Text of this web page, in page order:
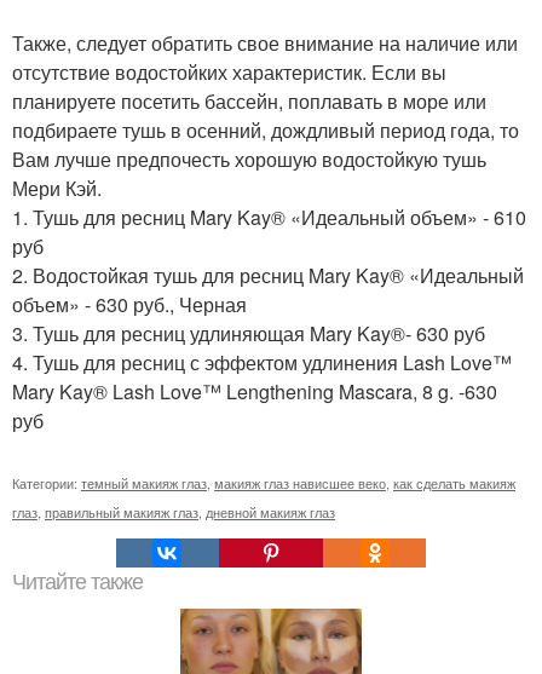
Также, следует обратить свое внимание на наличие или
отсутствие водостойких характеристик. Если вы
планируете посетить бассейн, поплавать в море или
подбираете тушь в осенний, дождливый период года, то
Вам лучше предпочесть хорошую водостойкую тушь
Мери Кэй.
1. Тушь для ресниц Mary Kay® «Идеальный объем» - 610
руб
2. Водостойкая тушь для ресниц Mary Kay® «Идеальный
объем» - 630 руб., Черная
3. Тушь для ресниц удлиняющая Mary Kay®- 630 руб
4. Тушь для ресниц с эффектом удлинения Lash Love™
Mary Kay® Lash Love™ Lengthening Mascara, 8 g. -630
руб
Категории: темный макияж глаз макияж глаз нависшее веко как сделать макияж
глаз правильный макияж глаз дневной макияж глаз
Читайте также